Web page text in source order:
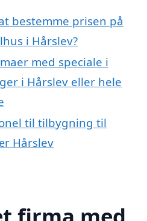
bestemme prisen på
i Hårslev?
med speciale i
i Hårslev eller hele
til tilbygning til
Hårslev